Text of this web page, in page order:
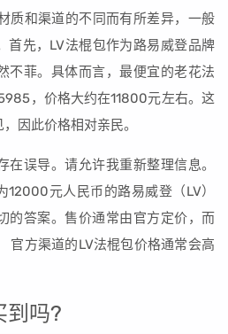
质和渠道的不同而有所差异，一般
首先，LV法棍包作为路易威登品牌
不菲。具体而言，最便宜的老花法
，价格大约在11800元左右。这
因此价格相对亲民。
误导。请允许我重新整理信息。
12000元人民币的路易威登（LV）
的答案。售价通常由官方定价，而
官方渠道的LV法棍包价格通常会高
到吗?